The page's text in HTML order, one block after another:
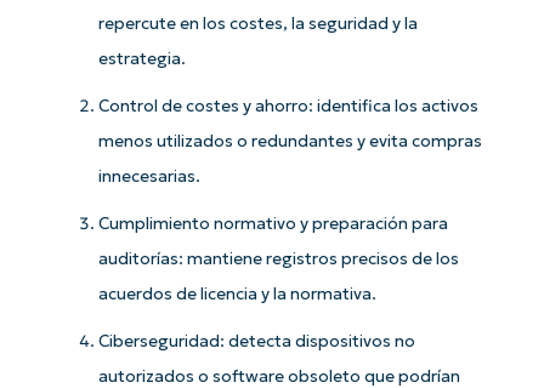
repercute en los costes, la seguridad y la
estrategia.
Control de costes y ahorro: identifica los activos
menos utilizados o redundantes y evita compras
innecesarias.
Cumplimiento normativo y preparación para
auditorías: mantiene registros precisos de los
acuerdos de licencia y la normativa.
Ciberseguridad: detecta dispositivos no
autorizados o software obsoleto que podrían